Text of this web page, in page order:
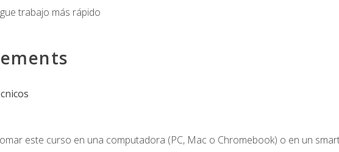
trabajo más rápido
este curso en una computadora (PC, Mac o Chromebook) o en un